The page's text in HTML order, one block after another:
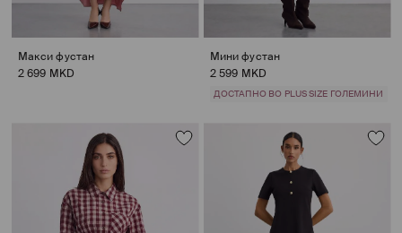
Макси фустан
2 699 MKD
Мини фустан
2 599 MKD
ДОСТАПНО ВО PLUS SIZE ГОЛЕМИНИ